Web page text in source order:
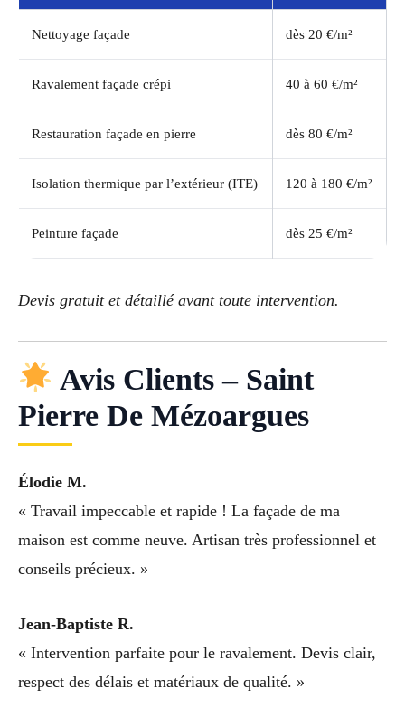
Nettoyage façade dès 20 €/m²
Ravalement façade crépi 40 à 60 €/m²
Restauration façade en pierre dès 80 €/m²
Isolation thermique par l’extérieur (ITE) 120 à 180 €/m²
Peinture façade dès 25 €/m²
Devis gratuit et détaillé avant toute intervention.
Avis Clients – Saint
Pierre De Mézoargues
Élodie M.
« Travail impeccable et rapide ! La façade de ma
maison est comme neuve. Artisan très professionnel et
conseils précieux. »
Jean-Baptiste R.
« Intervention parfaite pour le ravalement. Devis clair,
respect des délais et matériaux de qualité. »